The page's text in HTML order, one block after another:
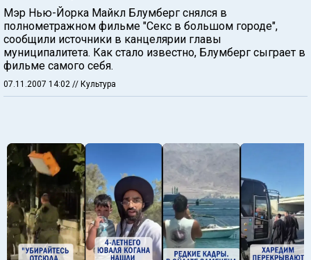
Мэр Нью-Йорка Майкл Блумберг снялся в
полнометражном фильме "Секс в большом городе",
сообщили источники в канцелярии главы
муниципалитета. Как стало известно, Блумберг сыграет в
фильме самого себя.
07.11.2007 14:02 // Культура